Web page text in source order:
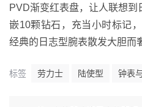
PVD渐变红表盘，让人联想
嵌10颗钻石，充当小时标记
经典的日志型腕表散发大胆而
标签 劳力士 陆使型 钟表